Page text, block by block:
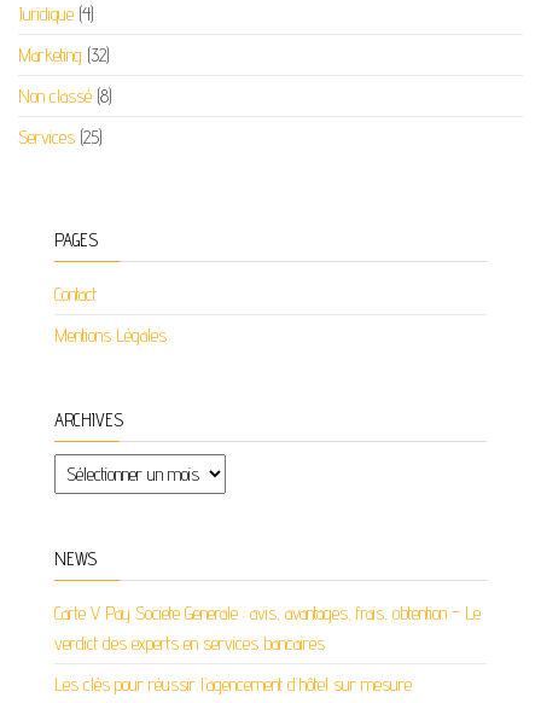
Juridique (4)
Marketing (32)
Non classé (8)
Services (25)
PAGES
Contact
Mentions Légales
ARCHIVES
Archives
NEWS
Carte V Pay Societe Generale : avis, avantages, frais, obtention – Le
verdict des experts en services bancaires
Les clés pour réussir l’agencement d’hôtel sur mesure